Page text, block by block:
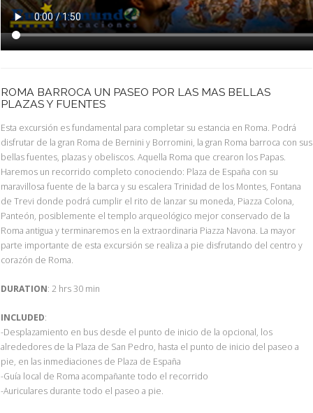
ROMA BARROCA UN PASEO POR LAS MAS BELLAS
PLAZAS Y FUENTES
Esta excursión es fundamental para completar su estancia en Roma. Podrá
disfrutar de la gran Roma de Bernini y Borromini, la gran Roma barroca con sus
bellas fuentes, plazas y obeliscos. Aquella Roma que crearon los Papas.
Haremos un recorrido completo conociendo: Plaza de España con su
maravillosa fuente de la barca y su escalera Trinidad de los Montes, Fontana
de Trevi donde podrá cumplir el rito de lanzar su moneda, Piazza Colona,
Panteón, posiblemente el templo arqueológico mejor conservado de la
Roma antigua y terminaremos en la extraordinaria Piazza Navona. La mayor
parte importante de esta excursión se realiza a pie disfrutando del centro y
corazón de Roma.
DURATION: 2 hrs 30 min
INCLUDED:
-Desplazamiento en bus desde el punto de inicio de la opcional, los
alrededores de la Plaza de San Pedro, hasta el punto de inicio del paseo a
pie, en las inmediaciones de Plaza de España
-Guía local de Roma acompañante todo el recorrido
-Auriculares durante todo el paseo a pie.